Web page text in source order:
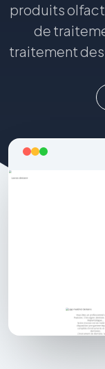
produits
de
traitement